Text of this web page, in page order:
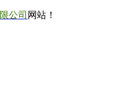
公司 网站！